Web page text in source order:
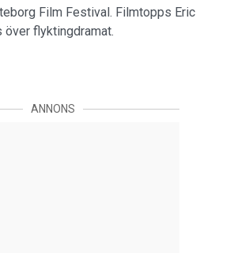
Film Festival. Filmtopps Eric
över flyktingdramat.
ANNONS